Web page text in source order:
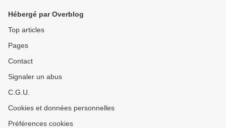
Hébergé par Overblog
Top articles
Pages
Contact
Signaler un abus
C.G.U.
Cookies et données personnelles
Préférences cookies